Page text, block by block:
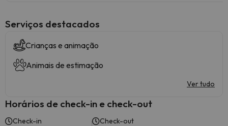
Serviços destacados
Crianças e animação
Animais de estimação
Ver tudo
Horários de check-in e check-out
Check-in Check-out